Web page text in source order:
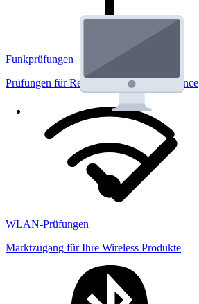
Funkprüfungen
Prüfungen für Regulatorik und Performance
WLAN-Prüfungen
Marktzugang für Ihre Wireless Produkte